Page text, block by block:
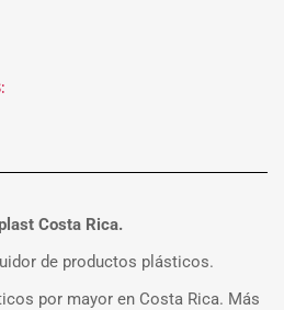
Costa Rica.
de productos plásticos.
por mayor en Costa Rica. Más